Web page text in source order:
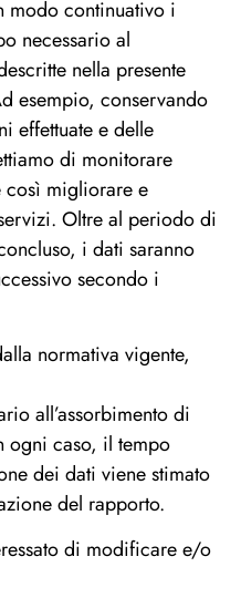
modo continuativo i
necessario al
nella presente
esempio, conservando
effettuate e delle
di monitorare
così migliorare e
Oltre al periodo di
i dati saranno
secondo i
normativa vigente,
all’assorbimento di
ogni caso, il tempo
dei dati viene stimato
del rapporto.
di modificare e/o